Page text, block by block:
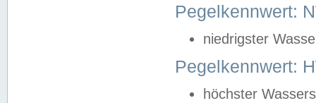
Pegelkennwert:
niedrigster
Pegelkennwert:
höchster